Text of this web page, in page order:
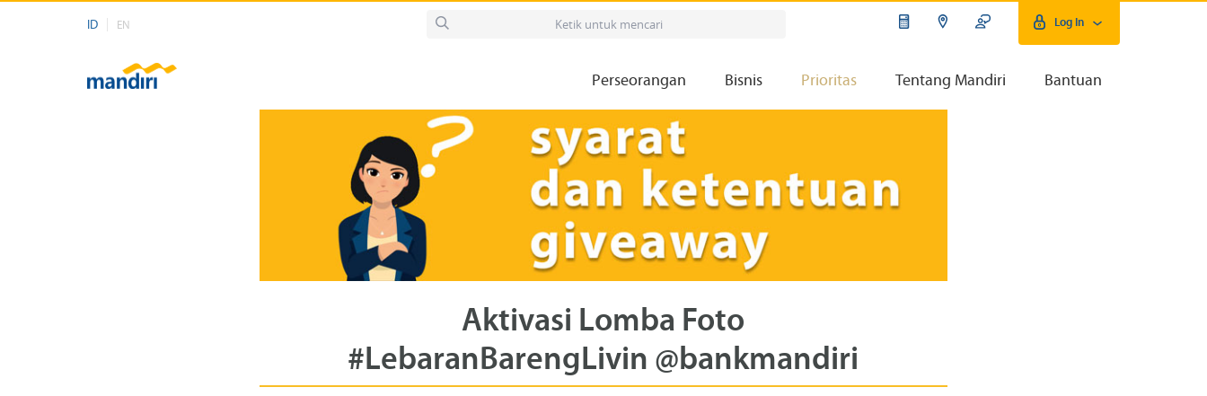
ID EN Log In
Perseorangan Bisnis Prioritas Tentang Mandiri Bantuan
Aktivasi Lomba Foto
#LebaranBarengLivin @bankmandiri